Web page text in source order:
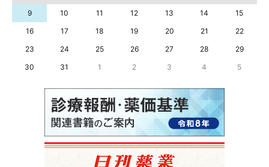
9
10 11 12 13 14
15
16
17 18 19 20 21
22
23
24 25 26 27 28
29
30
31 1 2 3 4 5